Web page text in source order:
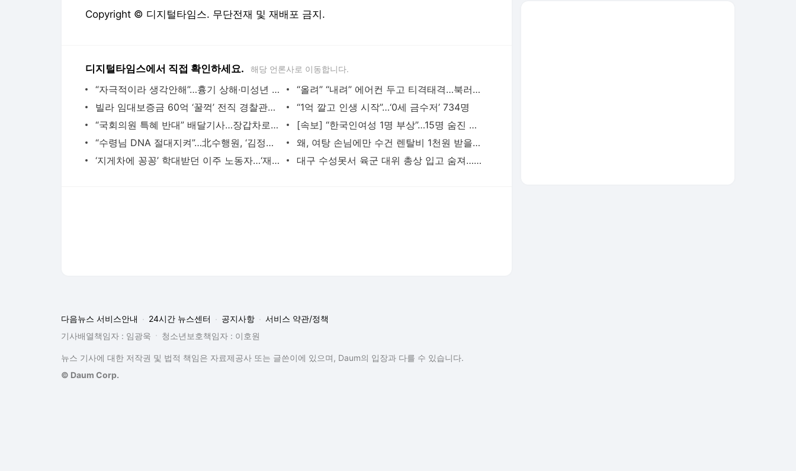
Copyright © 디지털타임스. 무단전재 및 재배포 금지.
디지털타임스에서 직접 확인하세요. 해당 언론사로 이동합니다.
“자극적이라 생각안해”…흉기 상해·미성년 성착취 BJ 구속영장
“올려” “내려” 에어컨 두고 티격태격…북러 정상회담장 뒷얘기
빌라 임대보증금 60억 ‘꿀꺽’ 전직 경찰관…“끝까지 범행 부인” 징역 10년
“1억 깔고 인생 시작”…‘0세 금수저’ 734명
“국회의원 특혜 반대” 배달기사…장갑차로 숨지게 한 인니 경찰관
[속보] “한국인여성 1명 부상”…15명 숨진 포르투갈 리스본 탈선사고
“수령님 DNA 절대지켜”…北수행원, ‘김정은 의자’ 닦고 또 닦고
왜, 여탕 손님에만 수건 렌탈비 1천원 받을까…인권위 “성차별”
‘지게차에 꽁꽁’ 학대받던 이주 노동자…‘재취업’ 성공했다
대구 수성못서 육군 대위 총상 입고 숨져…군용 소총 발견